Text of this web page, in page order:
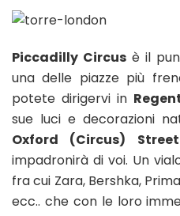
Piccadilly Circus è il
una delle piazze più
potete dirigervi in
sue luci e decorazioni
Oxford (Circus) Street
impadronirà di voi. Un
fra cui Zara, Bershka,
ecc.. che con le loro